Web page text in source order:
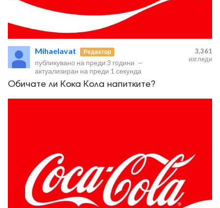
Mihaelavat Редактор
публикувано на преди 3 години —
актуализиран на преди 1 секунда
3,361
изгледи
Обичате ли Кока Кола напитките?